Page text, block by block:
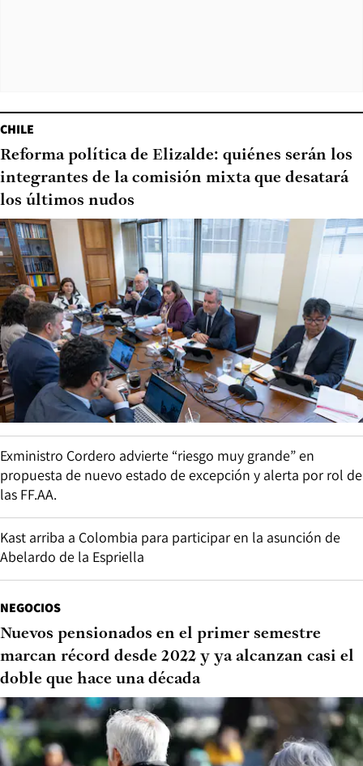
CHILE
Reforma política de Elizalde: quiénes serán los
integrantes de la comisión mixta que desatará
los últimos nudos
Exministro Cordero advierte “riesgo muy grande” en
propuesta de nuevo estado de excepción y alerta por rol de
las FF.AA.
Kast arriba a Colombia para participar en la asunción de
Abelardo de la Espriella
NEGOCIOS
Nuevos pensionados en el primer semestre
marcan récord desde 2022 y ya alcanzan casi el
doble que hace una década